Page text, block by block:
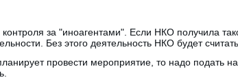
за "иноагентами". Если НКО получила
Без этого деятельность НКО будет
провести мероприятие, то надо подать